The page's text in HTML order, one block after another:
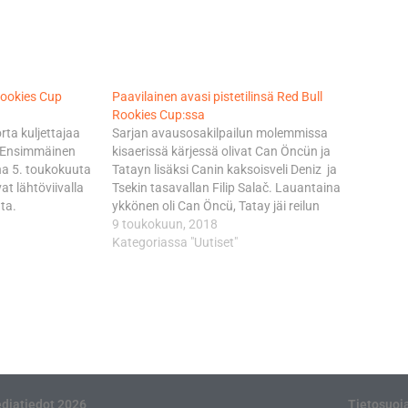
Cup
kuljettajaa
5. toukokuuta
lähtöviivalla
turkkilaiset
Paavilainen avasi pistetilinsä Red Bull
Rookies Cup:ssa
Sarjan avausosakilpailun molemmissa
kisaerissä kärjessä olivat Can Öncün ja
Tatayn lisäksi Canin kaksoisveli Deniz ja
Tsekin tasavallan Filip Salač. Lauantaina
ykkönen oli Can Öncü, Tatay jäi reilun
kymmenyksen ja kolmanneksi sijoittunut
Salač oli myös lähituntumassa. Peetu
9 toukokuun, 2018
Kategoriassa "Uutiset"
2026